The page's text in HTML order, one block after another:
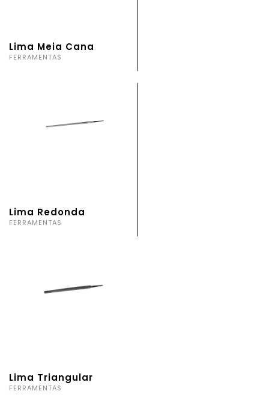
Lima Meia Cana
FERRAMENTAS
Lima Redonda
FERRAMENTAS
Lima Triangular
FERRAMENTAS